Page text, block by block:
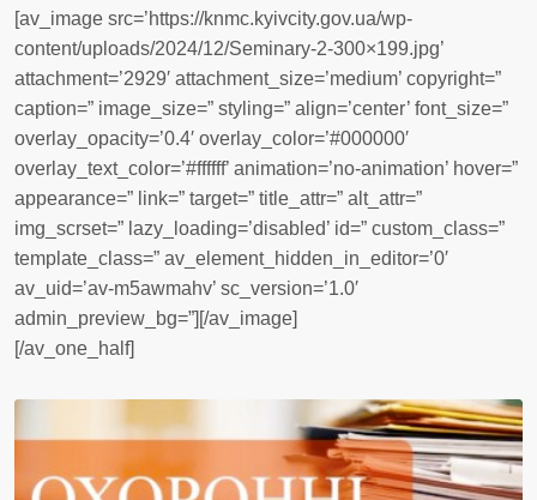
[av_image src=’https://knmc.kyivcity.gov.ua/wp-
content/uploads/2024/12/Seminary-2-300×199.jpg’
attachment=’2929′ attachment_size=’medium’ copyright=”
caption=” image_size=” styling=” align=’center’ font_size=”
overlay_opacity=’0.4′ overlay_color=’#000000′
overlay_text_color=’#ffffff’ animation=’no-animation’ hover=”
appearance=” link=” target=” title_attr=” alt_attr=”
img_scrset=” lazy_loading=’disabled’ id=” custom_class=”
template_class=” av_element_hidden_in_editor=’0′
av_uid=’av-m5awmahv’ sc_version=’1.0′
admin_preview_bg=”][/av_image]
[/av_one_half]